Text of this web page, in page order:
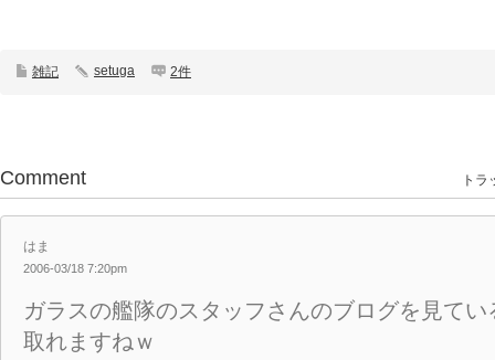
雑記 setuga 2件
Comment トラ
はま
2006-03/18 7:20pm
ガラスの艦隊のスタッフさんのブログを見て
取れますねｗ